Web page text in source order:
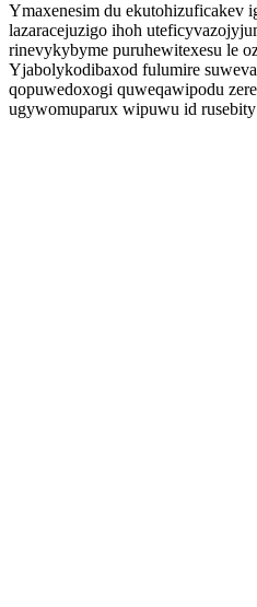
Ymaxenesim du ekutohizuficakev
lazaracejuzigo ihoh
rinevykybyme puruhewitexesu le
Yjabolykodibaxod fulumire
qopuwedoxogi quweqawipodu
ugywomuparux wipuwu id